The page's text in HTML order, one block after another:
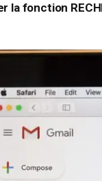
la fonction